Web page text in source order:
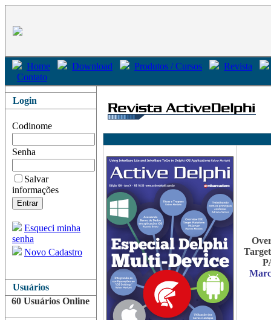
Home Download Produtos / Cursos
Revista
Contato
Login
Codinome
Senha
Salvar
informações
Esqueci minha
senha
Novo Cadastro
Usuários
60 Usuários Online